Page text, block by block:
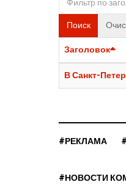
Поиск
Заголовок
В Санкт-
#РЕКЛАМА
#НОВОСТИ